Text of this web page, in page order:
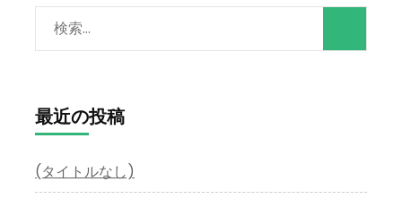
検
索:
最近の投稿
(タイトルなし)